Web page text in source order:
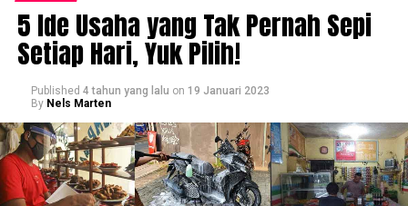
5 Ide Usaha yang Tak Pernah Sepi
Setiap Hari, Yuk Pilih!
Published 4 tahun yang lalu on 19 Januari 2023
By Nels Marten